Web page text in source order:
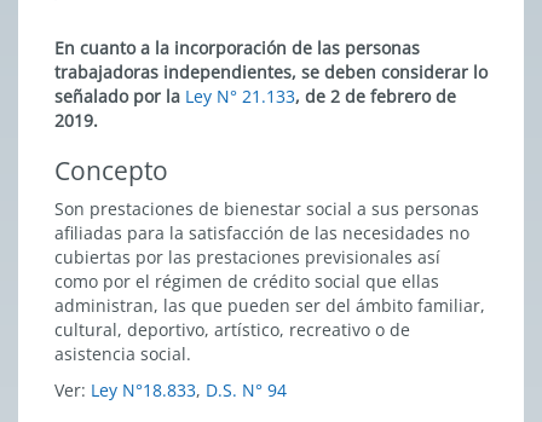
En cuanto a la incorporación de las personas
trabajadoras independientes, se deben considerar lo
señalado por la Ley N° 21.133, de 2 de febrero de
2019.
Concepto
Son prestaciones de bienestar social a sus personas
afiliadas para la satisfacción de las necesidades no
cubiertas por las prestaciones previsionales así
como por el régimen de crédito social que ellas
administran, las que pueden ser del ámbito familiar,
cultural, deportivo, artístico, recreativo o de
asistencia social.
Ver: Ley N°18.833, D.S. N° 94